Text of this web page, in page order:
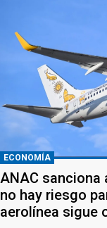
ECONOMÍA
ANAC sanciona
no hay riesgo
aerolínea sigue